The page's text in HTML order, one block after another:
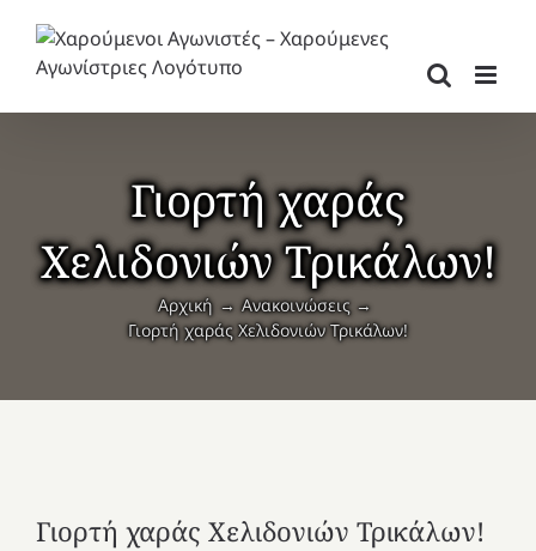
περιεχόμενο
Γιορτή χαράς
Χελιδονιών Τρικάλων!
Αρχική
Ανακοινώσεις
Γιορτή χαράς Χελιδονιών Τρικάλων!
Γιορτή χαράς Χελιδονιών Τρικάλων!